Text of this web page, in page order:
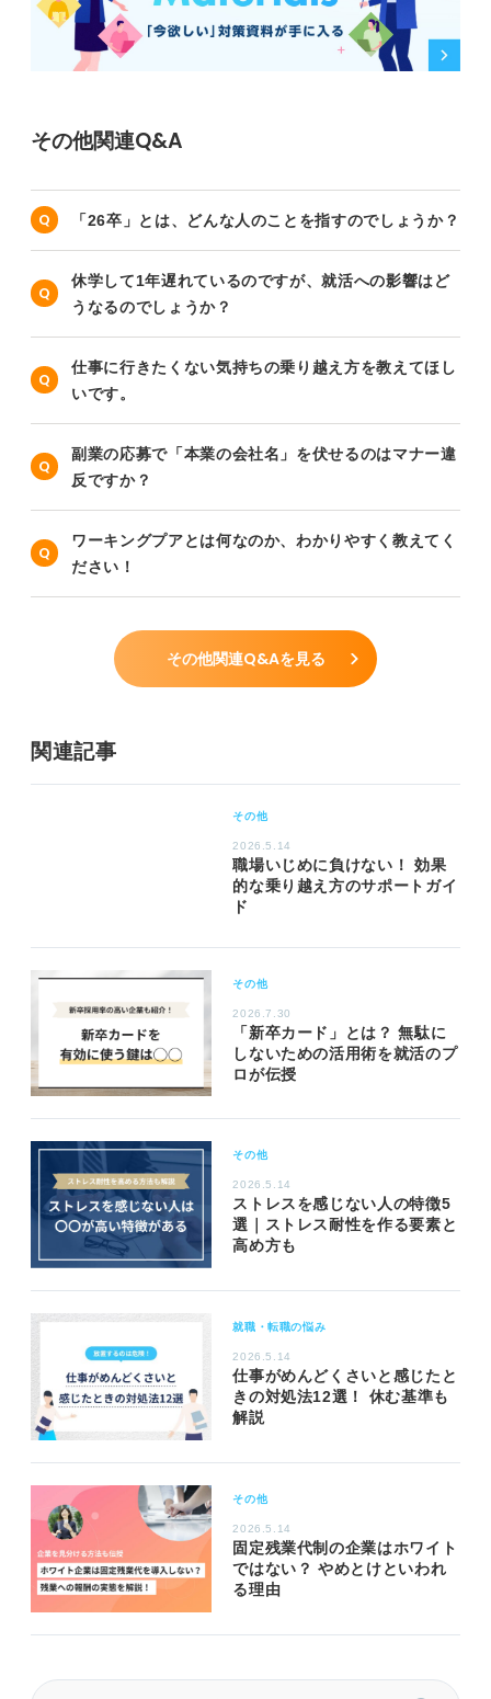
その他関連Q&A
「26卒」とは、どんな人のことを指すのでしょうか？
休学して1年遅れているのですが、就活への影響はど
うなるのでしょうか？
仕事に行きたくない気持ちの乗り越え方を教えてほし
いです。
副業の応募で「本業の会社名」を伏せるのはマナー違
反ですか？
ワーキングプアとは何なのか、わかりやすく教えてく
ださい！
その他関連Q&Aを見る
関連記事
その他
2026.5.14
職場いじめに負けない！ 効果
的な乗り越え方のサポートガイ
ド
その他
2026.7.30
「新卒カード」とは？ 無駄に
しないための活用術を就活のプ
ロが伝授
その他
2026.5.14
ストレスを感じない人の特徴5
選｜ストレス耐性を作る要素と
高め方も
就職・転職の悩み
2026.5.14
仕事がめんどくさいと感じたと
きの対処法12選！ 休む基準も
解説
その他
2026.5.14
固定残業代制の企業はホワイト
ではない？ やめとけといわれ
る理由